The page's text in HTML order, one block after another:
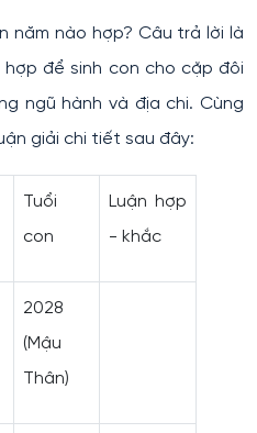
năm nào hợp? Câu trả lời là
để sinh con cho cặp đôi
ngũ hành và địa chi. Cùng
giải chi tiết sau đây:
Tuổi
con
Luận hợp
- khắc
2028
(Mậu
Thân)